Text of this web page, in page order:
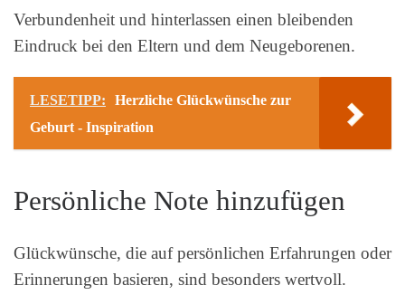
Verbundenheit und hinterlassen einen bleibenden
Eindruck bei den Eltern und dem Neugeborenen.
LESETIPP:
Herzliche Glückwünsche zur
Geburt - Inspiration
Persönliche Note hinzufügen
Glückwünsche, die auf persönlichen Erfahrungen oder
Erinnerungen basieren, sind besonders wertvoll.